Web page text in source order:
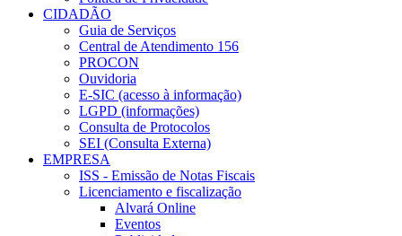
CIDADÃO
Guia de Serviços
Central de Atendimento 156
PROCON
Ouvidoria
E-SIC (acesso à informação)
LGPD (informações)
Consulta de Protocolos
SEI (Consulta Externa)
EMPRESA
ISS - Emissão de Notas Fiscais
Licenciamento e fiscalização
Alvará Online
Eventos